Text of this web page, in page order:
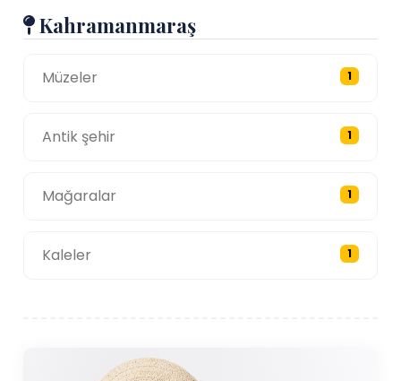
Kahramanmaraş
Müzeler 1
Antik şehir 1
Mağaralar 1
Kaleler 1